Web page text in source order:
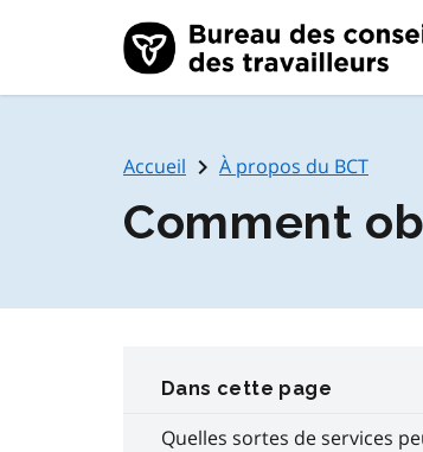
Accueil navigate_next À propos du BCT
Comment
Dans cette page
Quelles sortes de services